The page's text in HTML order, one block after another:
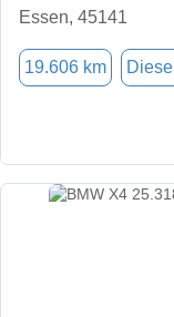
Essen, 45141
19.606 km Diesel